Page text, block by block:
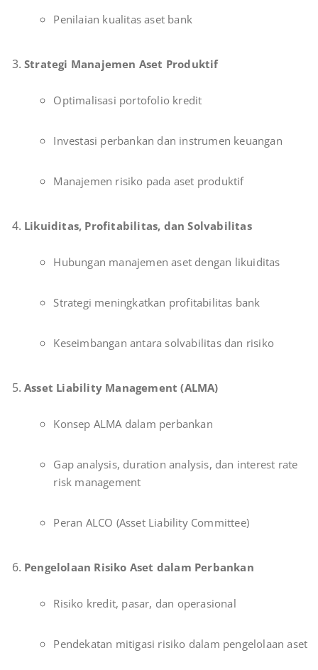
Penilaian kualitas aset bank
Strategi Manajemen Aset Produktif
Optimalisasi portofolio kredit
Investasi perbankan dan instrumen keuangan
Manajemen risiko pada aset produktif
Likuiditas, Profitabilitas, dan Solvabilitas
Hubungan manajemen aset dengan likuiditas
Strategi meningkatkan profitabilitas bank
Keseimbangan antara solvabilitas dan risiko
Asset Liability Management (ALMA)
Konsep ALMA dalam perbankan
Gap analysis, duration analysis, dan interest rate
risk management
Peran ALCO (Asset Liability Committee)
Pengelolaan Risiko Aset dalam Perbankan
Risiko kredit, pasar, dan operasional
Pendekatan mitigasi risiko dalam pengelolaan aset